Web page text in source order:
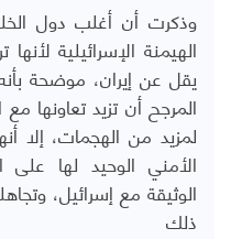
وذكرت أن أغلب دول
الهيمنة الإسرائيلية
يقل عن إيران، موضحة
المرجح أن تزيد تعاونها
لمزيد من الهجمات، إلا
الأمني الوحيد لها
الوثيقة مع إسرائيل،
ذلك